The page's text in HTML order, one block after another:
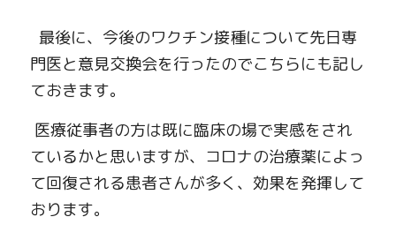
最後に、今後のワクチン接種について先日専
門医と意見交換会を行ったのでこちらにも記し
ておきます。
ているかと思いますが、コロナの治療薬によっ
て回復される患者さんが多く、効果を発揮して
おります。